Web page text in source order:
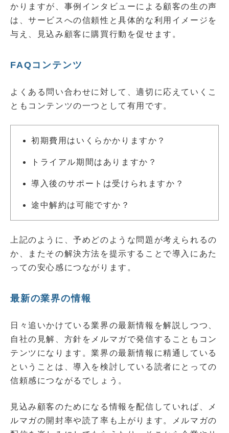
かりますが、事例インタビューによる顧客の生の声
は、サービスへの信頼性と具体的な利用イメージを
与え、見込み顧客に購買行動を促せます。
FAQコンテンツ
よくある問い合わせに対して、適切に応えていくこ
ともコンテンツの一つとして有用です。
初期費用はいくらかかりますか？
トライアル期間はありますか？
導入後のサポートは受けられますか？
途中解約は可能ですか？
上記のように、予めどのような問題が考えられるの
か、またその解決方法を提示することで導入にあた
っての安心感につながります。
最新の業界の情報
日々追いかけている業界の最新情報を解説しつつ、
自社の見解、方針をメルマガで発信することもコン
テンツになります。業界の最新情報に精通している
ということは、導入を検討している読者にとっての
信頼感につながるでしょう。
見込み顧客のためになる情報を配信していれば、メ
ルマガの開封率や読了率も上がります。メルマガの